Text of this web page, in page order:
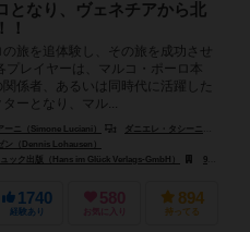
となり、ヴェネチアから北
！
旅を追体験し、その旅を成功させ
レイヤーは、マルコ・ポーロ本
関係者、あるいは同時代に活躍した
ーとなり、マル...
ーニ（Simone Luciani）
ダニエレ・タシーニ（Daniele Tascini）
ン（Dennis Lohausen）
ック出版（Hans im Glück Verlags-GmbH）
999ゲームズ（999 Games）
1740
経験あり
580
お気に入り
894
持ってる